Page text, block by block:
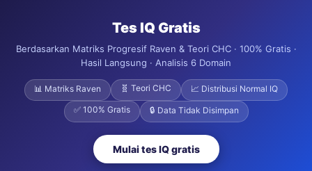
Tes IQ Gratis
Berdasarkan Matriks Progresif Raven & Teori CHC · 100% Gratis ·
Hasil Langsung · Analisis 6 Domain
📊 Matriks Raven 🧬 Teori CHC
📈 Distribusi Normal IQ
✅ 100% Gratis
🔒 Data Tidak Disimpan
Mulai tes IQ gratis